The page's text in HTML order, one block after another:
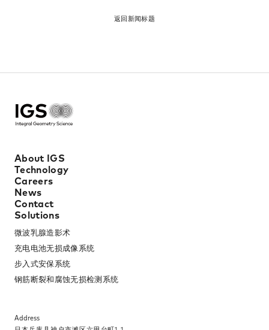
返回新闻标题​
About IGS
Technology
Careers
News
Contact
Solutions
微波乳腺造影术​
充电电池无损成像系统​
步入式安保系统​
钢筋断裂和腐蚀无损检测系统​
Address